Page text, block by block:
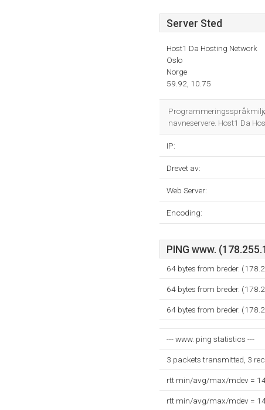
Server Sted
Host1 Da Hosting Network
Oslo
Norge
59.92, 10.75
navneservere. Host1 Da
IP:
Drevet av:
Web Server:
Encoding:
PING www.
64 bytes from breder.
64 bytes from breder.
64 bytes from breder.
--- www. ping statistics ---
3 packets transmitted, 3
rtt min/avg/max/mdev =
rtt min/avg/max/mdev =